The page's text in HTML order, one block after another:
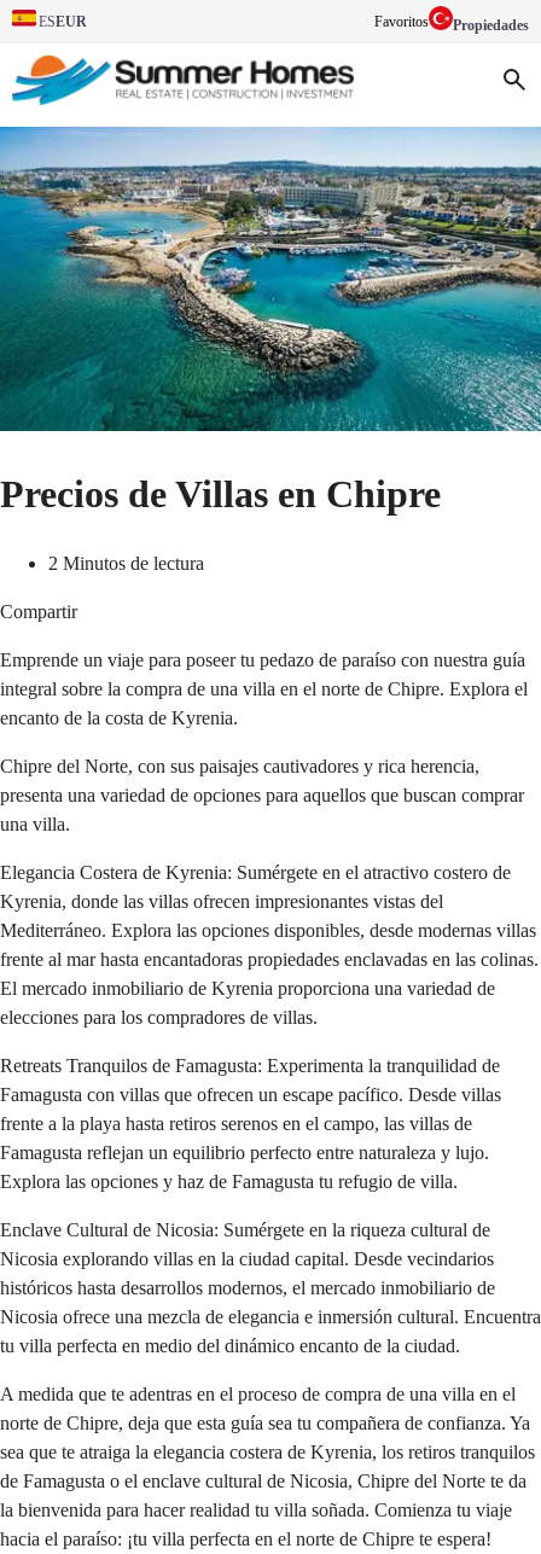
ESEUR Favoritos Propiedades
Precios de Villas en Chipre
2 Minutos de lectura
Compartir
Emprende un viaje para poseer tu pedazo de paraíso con nuestra guía
integral sobre la compra de una villa en el norte de Chipre. Explora el
encanto de la costa de Kyrenia.
Chipre del Norte, con sus paisajes cautivadores y rica herencia,
presenta una variedad de opciones para aquellos que buscan comprar
una villa.
Elegancia Costera de Kyrenia: Sumérgete en el atractivo costero de
Kyrenia, donde las villas ofrecen impresionantes vistas del
Mediterráneo. Explora las opciones disponibles, desde modernas villas
frente al mar hasta encantadoras propiedades enclavadas en las colinas.
El mercado inmobiliario de Kyrenia proporciona una variedad de
elecciones para los compradores de villas.
Retreats Tranquilos de Famagusta: Experimenta la tranquilidad de
Famagusta con villas que ofrecen un escape pacífico. Desde villas
frente a la playa hasta retiros serenos en el campo, las villas de
Famagusta reflejan un equilibrio perfecto entre naturaleza y lujo.
Explora las opciones y haz de Famagusta tu refugio de villa.
Enclave Cultural de Nicosia: Sumérgete en la riqueza cultural de
Nicosia explorando villas en la ciudad capital. Desde vecindarios
históricos hasta desarrollos modernos, el mercado inmobiliario de
Nicosia ofrece una mezcla de elegancia e inmersión cultural. Encuentra
tu villa perfecta en medio del dinámico encanto de la ciudad.
A medida que te adentras en el proceso de compra de una villa en el
norte de Chipre, deja que esta guía sea tu compañera de confianza. Ya
sea que te atraiga la elegancia costera de Kyrenia, los retiros tranquilos
de Famagusta o el enclave cultural de Nicosia, Chipre del Norte te da
la bienvenida para hacer realidad tu villa soñada. Comienza tu viaje
hacia el paraíso: ¡tu villa perfecta en el norte de Chipre te espera!